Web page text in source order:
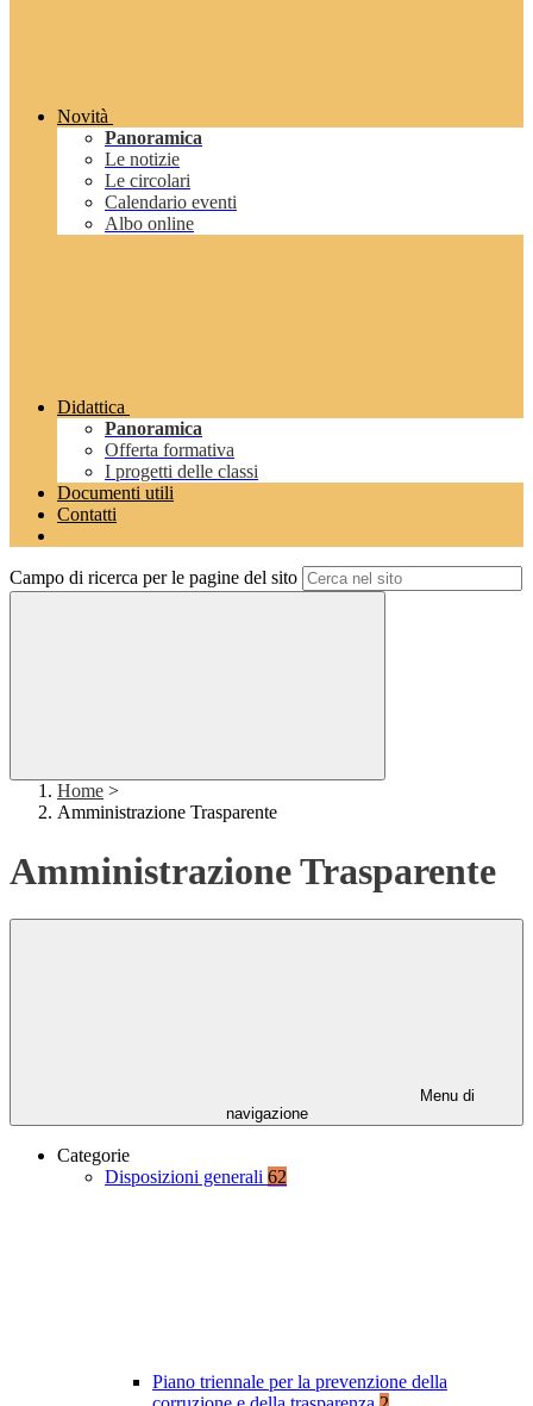
Novità
Panoramica
Le notizie
Le circolari
Calendario eventi
Albo online
Didattica
Panoramica
Offerta formativa
I progetti delle classi
Documenti utili
Contatti
Campo di ricerca per le pagine del sito
Home >
Amministrazione Trasparente
Amministrazione Trasparente
Menu di
navigazione
Categorie
Disposizioni generali 62
Piano triennale per la prevenzione della